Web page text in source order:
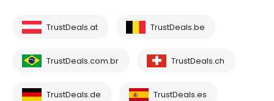
TrustDeals.at TrustDeals.be
TrustDeals.com.br TrustDeals.ch
TrustDeals.de TrustDeals.es